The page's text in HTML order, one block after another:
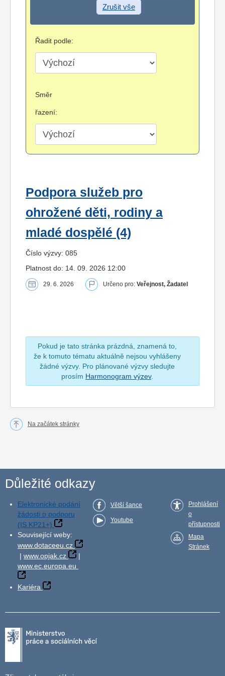
Zrušit vše
Řadit podle:
Směr
řazení:
Podpora služeb pro
ohrožené děti, rodiny a
mladé dospělé (4)
Číslo výzvy: 085
Platnost do: 14. 09. 2026 12:00
29. 6. 2026 Určeno pro: Veřejnost, Žadatel
Pokud je tato stránka prázdná, znamená to,
že k tomuto tématu aktuálně nejsou vyhlášeny
žádné výzvy. Pro plánované výzvy sledujte
prosím Harmonogram výzev.
Na začátek stránky
Důležité odkazy
Elektronické podání
žádosti o podporu
(IS KP21+)
Související weby:
www.dotaceeu.cz
| www.opjak.cz
|
www.ec.europa.eu
Kariéra
Větší šance
Youtube
Prohlášení
o
přístupnosti
Mapa
Stránek